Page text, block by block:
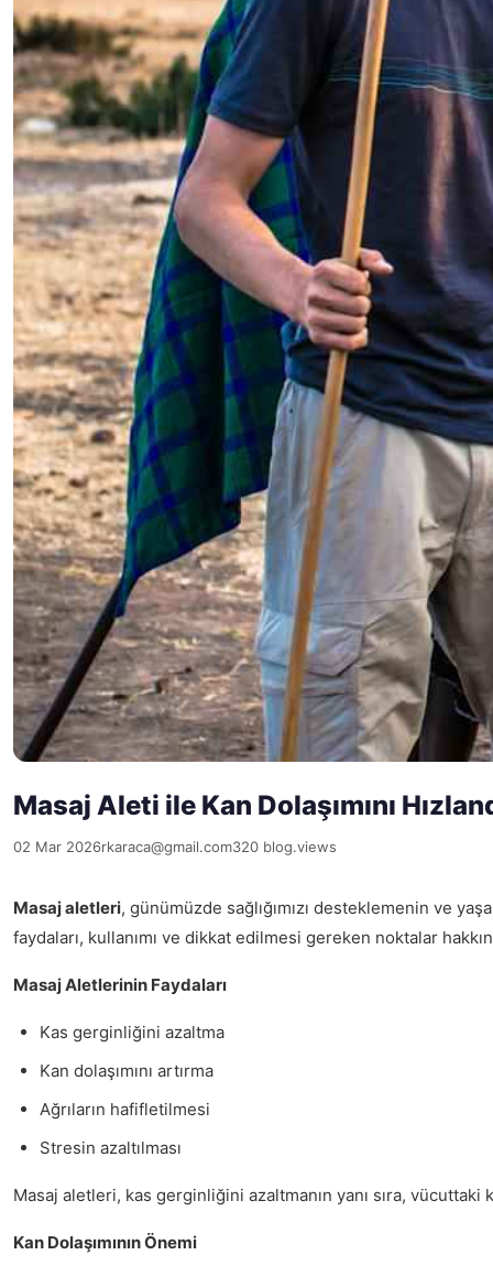
Masaj Aleti ile Kan Dolaşımını
02 Mar 2026rkaraca@gmail.com320 blog.views
Masaj aletleri, günümüzde sağlığımızı desteklemenin ve
faydaları, kullanımı ve dikkat edilmesi gereken noktalar
Masaj Aletlerinin Faydaları
Kas gerginliğini azaltma
Kan dolaşımını artırma
Ağrıların hafifletilmesi
Stresin azaltılması
Masaj aletleri, kas gerginliğini azaltmanın yanı sıra, vücuttaki
Kan Dolaşımının Önemi